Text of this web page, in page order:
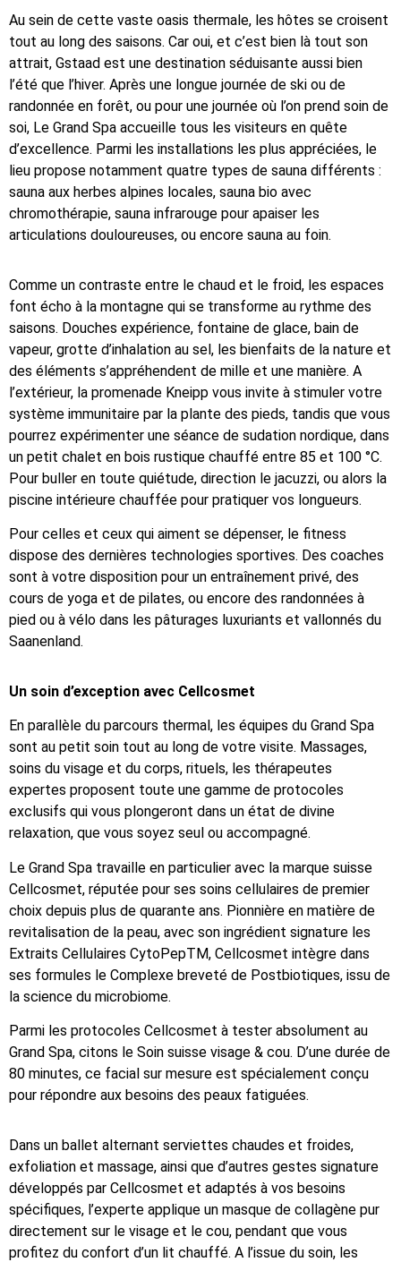
Au sein de cette vaste oasis thermale, les hôtes se croisent
tout au long des saisons. Car oui, et c’est bien là tout son
attrait, Gstaad est une destination séduisante aussi bien
l’été que l’hiver. Après une longue journée de ski ou de
randonnée en forêt, ou pour une journée où l’on prend soin de
soi, Le Grand Spa accueille tous les visiteurs en quête
d’excellence. Parmi les installations les plus appréciées, le
lieu propose notamment quatre types de sauna différents :
sauna aux herbes alpines locales, sauna bio avec
chromothérapie, sauna infrarouge pour apaiser les
articulations douloureuses, ou encore sauna au foin.
Comme un contraste entre le chaud et le froid, les espaces
font écho à la montagne qui se transforme au rythme des
saisons. Douches expérience, fontaine de glace, bain de
vapeur, grotte d’inhalation au sel, les bienfaits de la nature et
des éléments s’appréhendent de mille et une manière. A
l’extérieur, la promenade Kneipp vous invite à stimuler votre
système immunitaire par la plante des pieds, tandis que vous
pourrez expérimenter une séance de sudation nordique, dans
un petit chalet en bois rustique chauffé entre 85 et 100 °C.
Pour buller en toute quiétude, direction le jacuzzi, ou alors la
piscine intérieure chauffée pour pratiquer vos longueurs.
Pour celles et ceux qui aiment se dépenser, le fitness
dispose des dernières technologies sportives. Des coaches
sont à votre disposition pour un entraînement privé, des
cours de yoga et de pilates, ou encore des randonnées à
pied ou à vélo dans les pâturages luxuriants et vallonnés du
Saanenland.
Un soin d’exception avec Cellcosmet
En parallèle du parcours thermal, les équipes du Grand Spa
sont au petit soin tout au long de votre visite. Massages,
soins du visage et du corps, rituels, les thérapeutes
expertes proposent toute une gamme de protocoles
exclusifs qui vous plongeront dans un état de divine
relaxation, que vous soyez seul ou accompagné.
Le Grand Spa travaille en particulier avec la marque suisse
Cellcosmet, réputée pour ses soins cellulaires de premier
choix depuis plus de quarante ans. Pionnière en matière de
revitalisation de la peau, avec son ingrédient signature les
Extraits Cellulaires CytoPepTM, Cellcosmet intègre dans
ses formules le Complexe breveté de Postbiotiques, issu de
la science du microbiome.
Parmi les protocoles Cellcosmet à tester absolument au
Grand Spa, citons le Soin suisse visage & cou. D’une durée de
80 minutes, ce facial sur mesure est spécialement conçu
pour répondre aux besoins des peaux fatiguées.
Dans un ballet alternant serviettes chaudes et froides,
exfoliation et massage, ainsi que d’autres gestes signature
développés par Cellcosmet et adaptés à vos besoins
spécifiques, l’experte applique un masque de collagène pur
directement sur le visage et le cou, pendant que vous
profitez du confort d’un lit chauffé. A l’issue du soin, les